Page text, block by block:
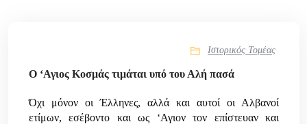
Ιστορικός Τομέας
Ο ‘Αγιος Κοσμάς τιμάται υπό του Αλή πασά
Όχι μόνον οι Έλληνες, αλλά και αυτοί οι Αλβανοί
ετίμων, εσέβοντο και ως ‘Αγιον τον επίστευαν και